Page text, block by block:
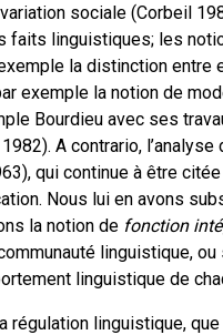
sociale (Corbeil
faits linguistiques; les
la distinction entre
exemple la notion de
Bourdieu avec ses
A contrario,
qui continue à être
Nous lui en avons
la notion de fonction
linguistique,
linguistique de
régulation linguistique,